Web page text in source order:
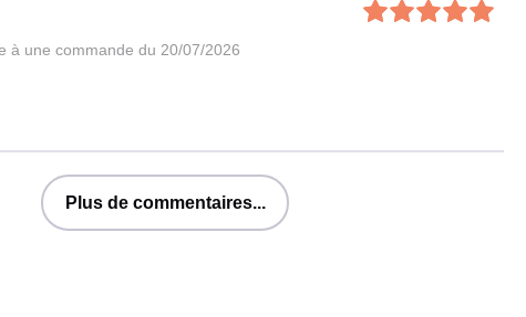
à une commande du 20/07/2026
Plus de commentaires...